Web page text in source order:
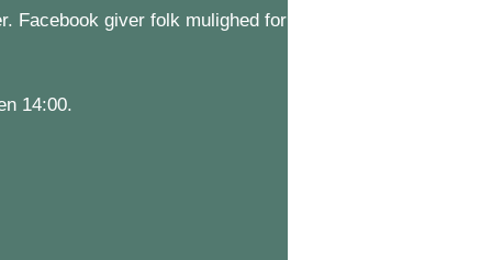
Facebook giver folk mulighed for
14:00.